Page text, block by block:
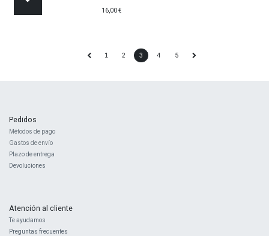
16,00€
1 2 3 4 5
Pedidos
Métodos de pago
Gastos de envío
Plazo de entrega
Devoluciones
Atención al cliente
Te ayudamos
Preguntas frecuentes